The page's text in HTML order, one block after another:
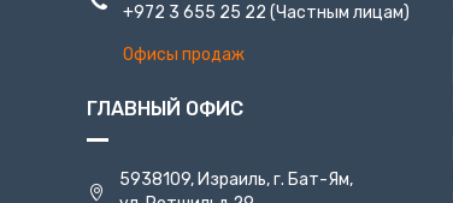
+972 3 655 25 22 (Частным лицам)
Офисы продаж
ГЛАВНЫЙ ОФИС
5938109, Израиль, г. Бат-Ям,